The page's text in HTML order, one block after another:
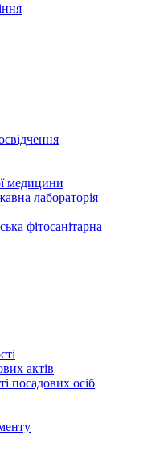
медицини
лабораторія
фітосанітарна
актів
посадових осіб